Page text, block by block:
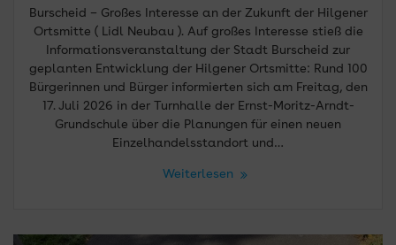
Burscheid – Großes Interesse an der Zukunft der Hilgener
Ortsmitte ( Lidl Neubau ). Auf großes Interesse stieß die
Informationsveranstaltung der Stadt Burscheid zur
geplanten Entwicklung der Hilgener Ortsmitte: Rund 100
Bürgerinnen und Bürger informierten sich am Freitag, den
17. Juli 2026 in der Turnhalle der Ernst-Moritz-Arndt-
Grundschule über die Planungen für einen neuen
Einzelhandelsstandort und…
Weiterlesen